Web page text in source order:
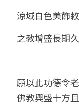
涼域白色美飾
之教增盛長期
願以此功德令
佛教興盛十方